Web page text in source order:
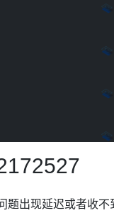
出现延迟或者收不